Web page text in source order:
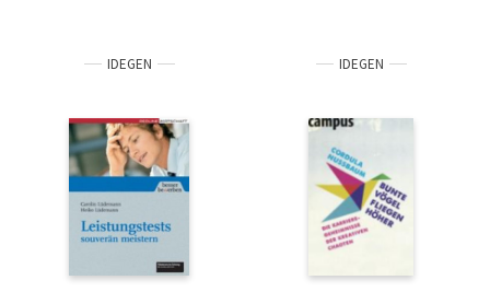
IDEGEN IDEGEN